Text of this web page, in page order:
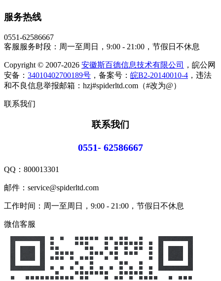
服务热线
0551-62586667
客服服务时段：周一至周日，9:00 - 21:00，节假日不休息
Copyright © 2007-2026 安徽斯百德信息技术有限公司
，皖公网
安备： 34010402700189号 ，备案号： 皖B2-20140010-4 ，违法
和不良信息举报邮箱：hzj#spiderltd.com（#改为@）
联系我们
联系我们
0551- 62586667
QQ： 800013301
邮件：service@spiderltd.com
工作时间：周一至周日，9:00 - 21:00，节假日不休息
微信客服